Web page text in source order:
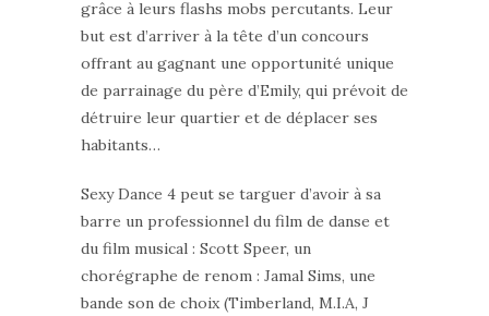
grâce à leurs flashs mobs percutants. Leur
but est d’arriver à la tête d’un concours
offrant au gagnant une opportunité unique
de parrainage du père d’Emily, qui prévoit de
détruire leur quartier et de déplacer ses
habitants…
Sexy Dance 4 peut se targuer d’avoir à sa
barre un professionnel du film de danse et
du film musical : Scott Speer, un
chorégraphe de renom : Jamal Sims, une
bande son de choix (Timberland, M.I.A, J